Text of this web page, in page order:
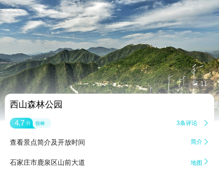
 11
西山森林公园
4.7 分 很棒 3条评论 
查看景点简介及开放时间 简介 
石家庄市鹿泉区山前大道 地图 
